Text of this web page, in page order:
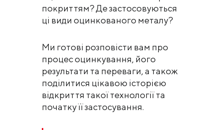
покриттям? Де застосовуються
ці види оцинкованого металу?
Ми готові розповісти вам про
процес оцинкування, його
результати та переваги, а також
поділитися цікавою історією
відкриття такої технології та
початку її застосування.